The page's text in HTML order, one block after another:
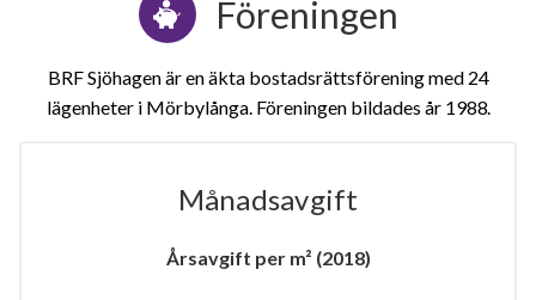
Föreningen
BRF Sjöhagen är en äkta bostadsrättsförening med 24
lägenheter i Mörbylånga. Föreningen bildades år 1988
Månadsavgift
Årsavgift per m² (2018)